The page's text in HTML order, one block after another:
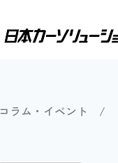
コラム・イベント